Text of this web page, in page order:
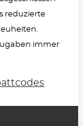
reduzierte
immer
ein?
klicke in